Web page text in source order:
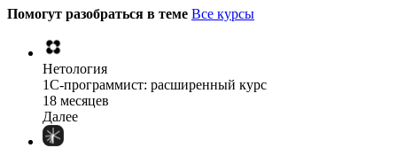
Помогут разобраться в теме Все курсы
Нетология
1C-программист: расширенный курс
18 месяцев
Далее